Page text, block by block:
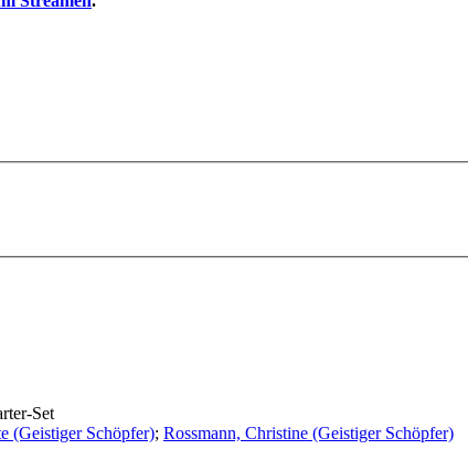
Set
(Geistiger Schöpfer); Rossmann, Christine (Geistiger Schöpfer)